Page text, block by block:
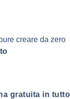
creare da zero
gratuita in